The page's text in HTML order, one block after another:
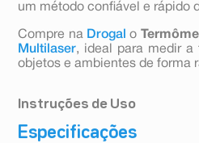
um método confiável e rápido
Compre na Drogalo
Multilaser, ideal para medir a
objetos e ambientes de forma
Instruções de Uso
1. Pressione o botão "Medir"
Especificações